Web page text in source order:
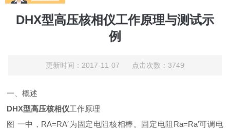
DHX型高压核相仪工作原理与测试示
例
更新时间：2017-11-07 点击次数：3749
一、概述
DHX型高压核相仪工作原理
图 一中，RA=RA′为固定电阻核相棒。固定电阻Ra=Ra′可调电